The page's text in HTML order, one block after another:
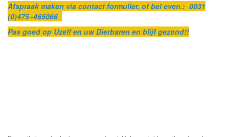
Afspraak maken via contact formulier, of bel even.: 0031
(0)475~465066
Pas goed op Uzelf en uw Dierbaren en blijf gezond!!